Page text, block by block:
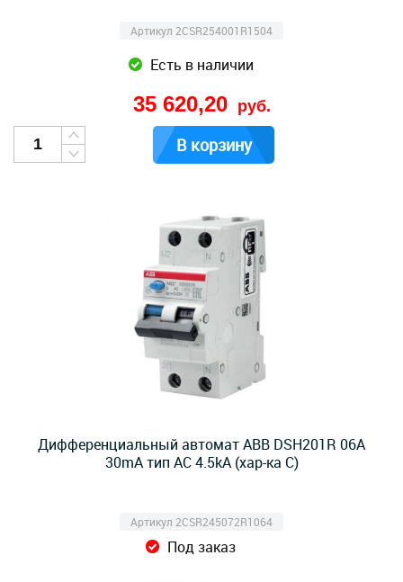
Артикул 2CSR254001R1504
Есть в наличии
35 620,20 руб.
В корзину
Дифференциальный автомат ABB DSH201R 06А
30mA тип AC 4.5kA (хар-ка C)
Артикул 2CSR245072R1064
Под заказ